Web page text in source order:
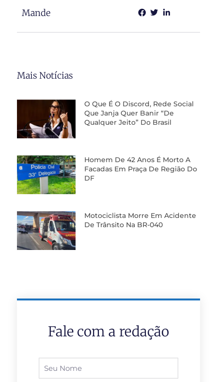
Mande
Mais Notícias
O Que É O Discord, Rede Social
Que Janja Quer Banir “de
Qualquer Jeito” Do Brasil
Homem De 42 Anos É Morto A
Facadas Em Praça De Região Do
DF
Motociclista Morre Em Acidente
De Trânsito Na BR-040
Fale com a redação